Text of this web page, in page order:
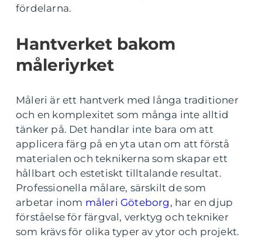
fördelarna.
Hantverket bakom
måleriyrket
Måleri är ett hantverk med långa traditioner
och en komplexitet som många inte alltid
tänker på. Det handlar inte bara om att
applicera färg på en yta utan om att förstå
materialen och teknikerna som skapar ett
hållbart och estetiskt tilltalande resultat.
Professionella målare, särskilt de som
arbetar inom måleri Göteborg , har en djup
förståelse för färgval, verktyg och tekniker
som krävs för olika typer av ytor och projekt.